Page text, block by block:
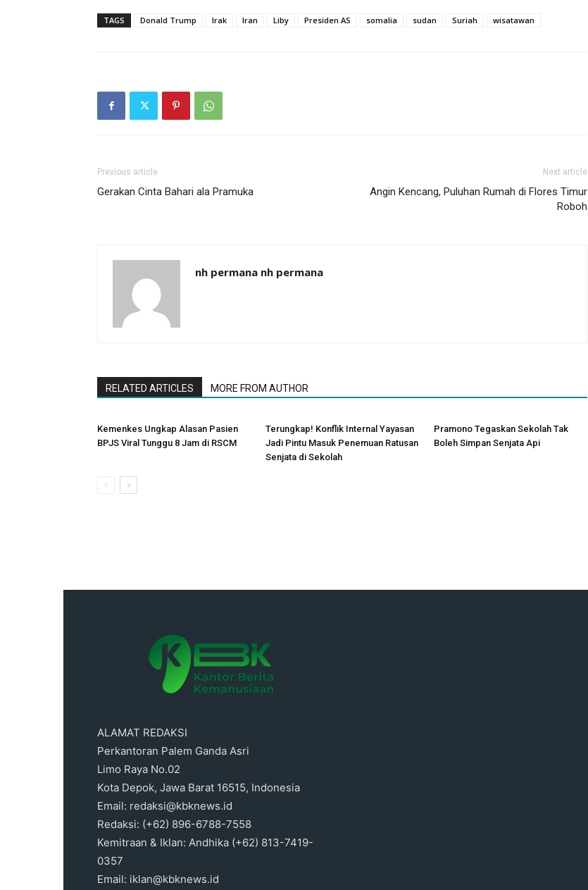
TAGS Donald Trump Irak Iran Liby Presiden AS somalia sudan Suriah wisatawan
Previous article
Gerakan Cinta Bahari ala Pramuka
Next article
Angin Kencang, Puluhan Rumah di Flores Timur
Roboh
nh permana nh permana
RELATED ARTICLES MORE FROM AUTHOR
Kemenkes Ungkap Alasan Pasien
BPJS Viral Tunggu 8 Jam di RSCM
Terungkap! Konflik Internal Yayasan
Jadi Pintu Masuk Penemuan Ratusan
Senjata di Sekolah
Pramono Tegaskan Sekolah Tak
Boleh Simpan Senjata Api
ALAMAT REDAKSI
Perkantoran Palem Ganda Asri
Limo Raya No.02
Kota Depok, Jawa Barat 16515, Indonesia
Email: redaksi@kbknews.id
Redaksi: (+62) 896-6788-7558
Kemitraan & Iklan: Andhika (+62) 813-7419-
0357
Email: iklan@kbknews.id